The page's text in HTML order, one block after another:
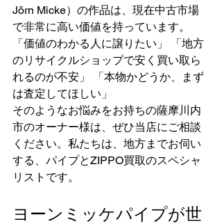
Jörn Micke）の作品は、現在中古市場
で非常に高い価値を持っています。
「価値のわかる人に譲りたい」 「地方
のリサイクルショップで安く買い取ら
れるのが不安」 「本物かどうか、まず
は査定してほしい」
そのようなお悩みをお持ちの薩摩川内
市のオーナー様は、ぜひ当店にご相談
ください。私たちは、地方までお伺い
する、パイプとZIPPO買取のスペシャ
リストです。
ヨーンミッケパイプが世